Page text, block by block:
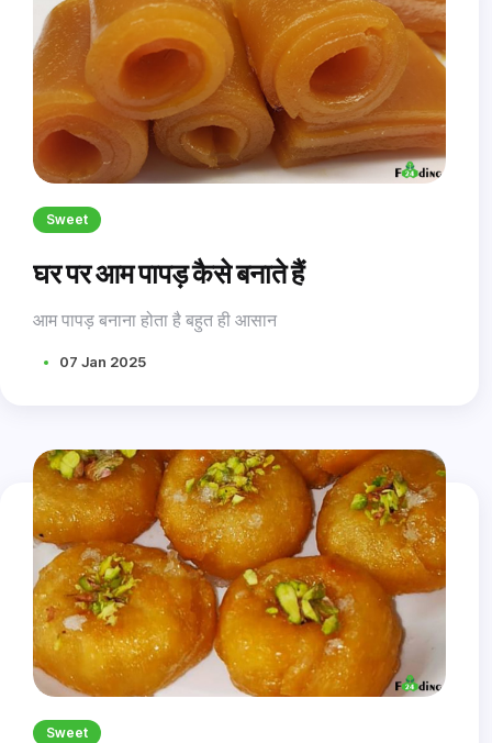
Sweet
घर पर आम पापड़ कैसे बनाते हैं
आम पापड़ बनाना होता है बहुत ही आसान
07 Jan 2025
Sweet